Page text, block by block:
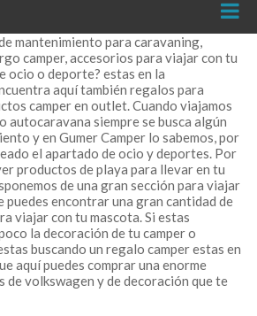
mantenimiento para caravaning,
camper, accesorios para viajar con tu
ocio o deporte? estas en la
aquí también regalos para
camper en outlet. Cuando viajamos
autocaravana siempre se busca algún
y en Gumer Camper lo sabemos, por
el apartado de ocio y deportes. Por
productos de playa para llevar en tu
de una gran sección para viajar
puedes encontrar una gran cantidad de
viajar con tu mascota. Si estas
la decoración de tu camper o
buscando un regalo camper estas en
aquí puedes comprar una enorme
de volkswagen y de decoración que te